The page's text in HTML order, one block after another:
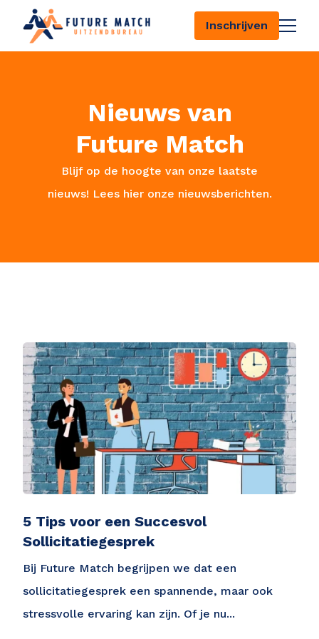
Inschrijven
Nieuws van
Future Match
Blijf op de hoogte van onze laatste
nieuws! Lees hier onze nieuwsberichten.
5 Tips voor een Succesvol
Sollicitatiegesprek
Bij Future Match begrijpen we dat een
sollicitatiegesprek een spannende, maar ook
stressvolle ervaring kan zijn. Of je nu...